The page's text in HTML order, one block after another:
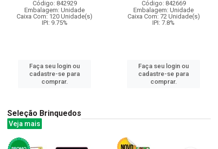
Código: 842929
Embalagem: Unidade
Caixa Com: 120 Unidade(s)
IPI: 9.75%
Faça seu login ou
cadastre-se para
comprar.
Código: 842669
Embalagem: Unidade
Caixa Com: 72 Unidade(s)
IPI: 7.8%
Faça seu login ou
cadastre-se para
comprar.
Seleção Brinquedos
Veja mais